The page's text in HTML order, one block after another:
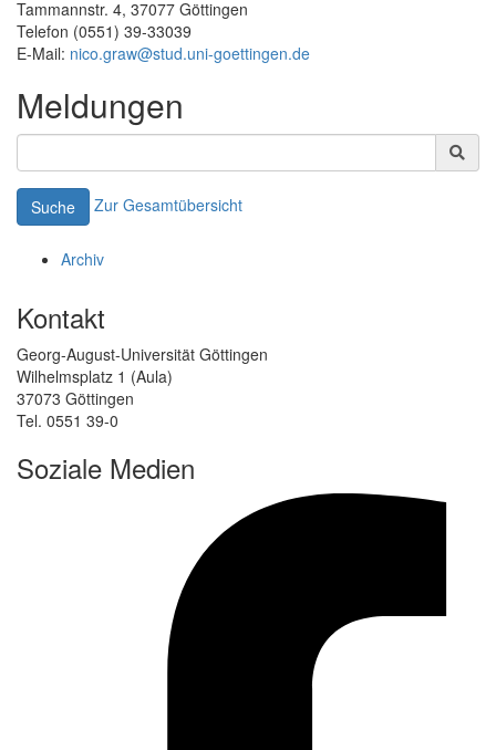
Tammannstr. 4, 37077 Göttingen
Telefon (0551) 39-33039
E-Mail: nico.graw@stud.uni-goettingen.de
Meldungen
Suche Zur Gesamtübersicht
Archiv
Kontakt
Georg-August-Universität Göttingen
Wilhelmsplatz 1 (Aula)
37073 Göttingen
Tel. 0551 39-0
Soziale Medien